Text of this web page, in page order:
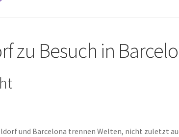
zu Besuch in
und Barcelona trennen Welten, nicht zuletzt